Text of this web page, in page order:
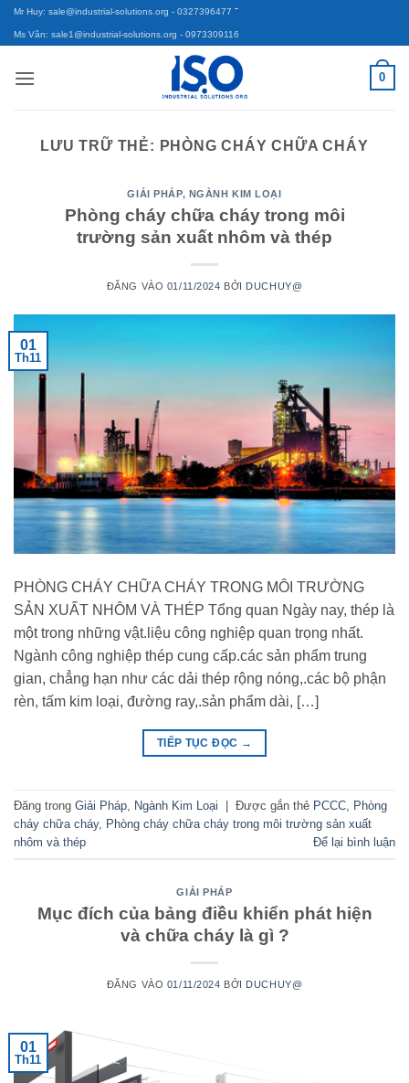
Bỏ
qua
dung
Mr Huy: sale@industrial-solutions.org - 0327396477 -
Ms Vân: sale1@industrial-solutions.org - 0973309116
0
LƯU TRỮ THẺ: PHÒNG CHÁY CHỮA CHÁY
GIẢI PHÁP, NGÀNH KIM LOẠI
Phòng cháy chữa cháy trong môi
trường sản xuất nhôm và thép
ĐĂNG VÀO 01/11/2024 BỞI DUCHUY@
01
Th11
PHÒNG CHÁY CHỮA CHÁY TRONG MÔI TRƯỜNG
SẢN XUẤT NHÔM VÀ THÉP Tổng quan Ngày nay, thép là
một trong những vật.liệu công nghiệp quan trọng nhất.
Ngành công nghiệp thép cung cấp.các sản phẩm trung
gian, chẳng hạn như các dải thép rộng nóng,.các bộ phận
rèn, tấm kim loại, đường ray,.sản phẩm dài, […]
TIẾP TỤC ĐỌC →
Đăng trong Giải Pháp Ngành Kim Loại | Được gắn thẻ PCCC Phòng
cháy chữa cháy, Phòng cháy chữa cháy trong môi trường sản xuất
nhôm và thép
Để lại bình luận
GIẢI PHÁP
Mục đích của bảng điều khiển phát hiện
và chữa cháy là gì ?
ĐĂNG VÀO 01/11/2024 BỞI DUCHUY@
01
Th11